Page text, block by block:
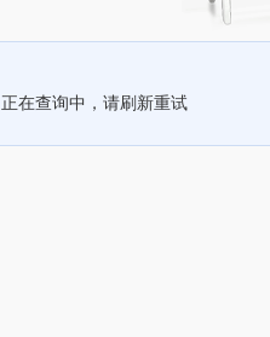
正在查询中，请刷新重试